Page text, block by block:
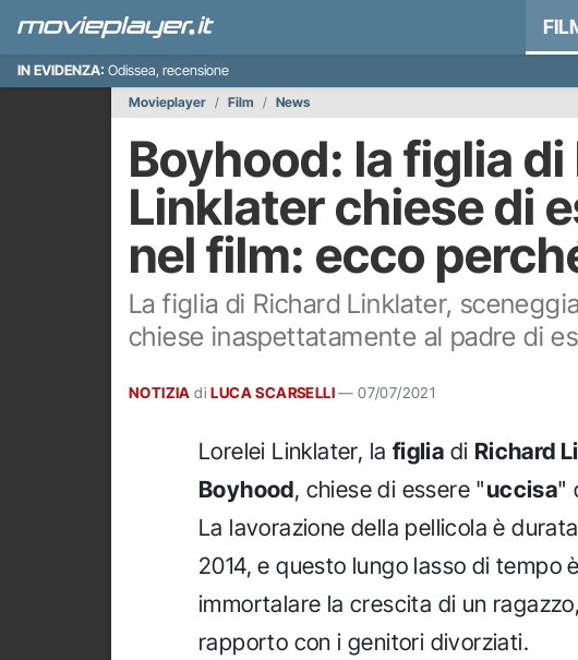
IN EVIDENZA: Odissea, recensione
Movieplayer
Film News
Boyhood: la figlia di
Linklater chiese di
nel film: ecco
La figlia di Richard Linklater,
chiese inaspettatamente al padre di
NOTIZIA di LUCA SCARSELLI—07/07/2021
Lorelei Linklater, la figlia di Richard
Boyhood, chiese di essere "uccisa"
La lavorazione della pellicola è
2014, e questo lungo lasso di tempo
immortalare la crescita di un
rapporto con i genitori divorziati.